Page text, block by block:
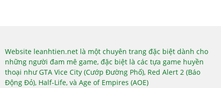
Website leanhtien.net là một chuyên trang đặc biệt dành cho
những người đam mê game, đặc biệt là các tựa game huyền
thoại như GTA Vice City (Cướp Đường Phố), Red Alert 2 (Báo
Động Đỏ), Half-Life, và Age of Empires (AOE)